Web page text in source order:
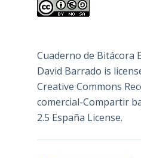
Cuaderno de Bitácora
David Barrado is
Creative Commons
comercial-Compartir
2.5 España License.